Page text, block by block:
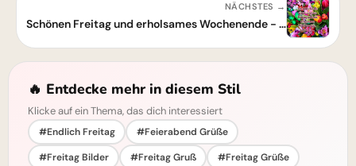
NÄCHSTES →
Schönen Freitag und erholsames Wochenende - Guten Morgen!
🔥 Entdecke mehr in diesem Stil
Klicke auf ein Thema, das dich interessiert
#Endlich Freitag
#Feierabend Grüße
#Freitag Bilder
#Freitag Gruß
#Freitag Grüße